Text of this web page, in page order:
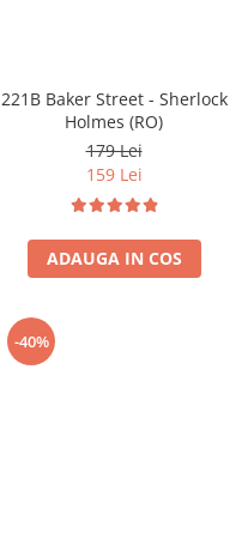
221B Baker Street - Sherlock
Holmes (RO)
179 Lei
159 Lei
ADAUGA IN COS
-40%